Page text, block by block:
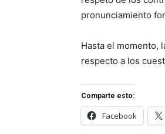
pronunciamiento
Hasta el momento,
respecto a los
Comparte esto:
Facebook